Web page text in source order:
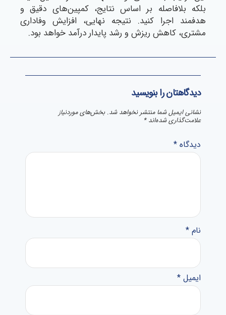
بلکه بلافاصله بر اساس نتایج، کمپین‌های دقیق و
هدفمند اجرا کنید. نتیجه نهایی، افزایش وفاداری
مشتری، کاهش ریزش و رشد پایدار درآمد خواهد بود.
دیدگاهتان را بنویسید
نشانی ایمیل شما منتشر نخواهد شد. بخش‌های موردنیاز
علامت‌گذاری شده‌اند*
دیدگاه *
نام *
ایمیل *